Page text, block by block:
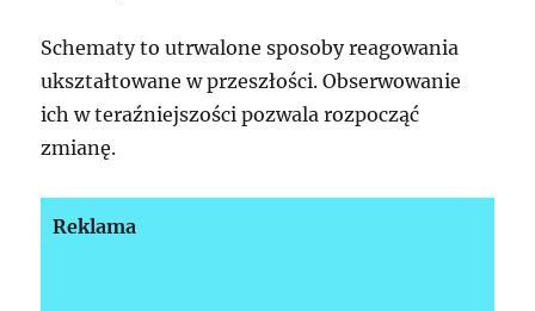
Schematy to utrwalone sposoby reagowania
ukształtowane w przeszłości. Obserwowanie
ich w teraźniejszości pozwala rozpocząć
zmianę.
Reklama